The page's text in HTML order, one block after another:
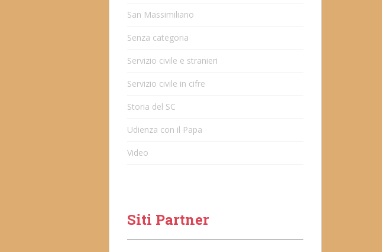
San Massimiliano
Senza categoria
Servizio civile e stranieri
Servizio civile in cifre
Storia del SC
Udienza con il Papa
Video
Siti Partner